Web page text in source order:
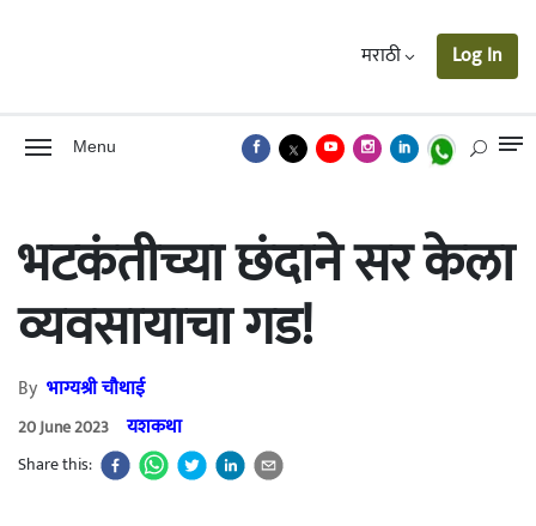
मराठी Log In
Menu
भटकंतीच्या छंदाने सर केला
व्यवसायाचा गड!
By भाग्यश्री चौथाई
20 June 2023 यशकथा
Share this: